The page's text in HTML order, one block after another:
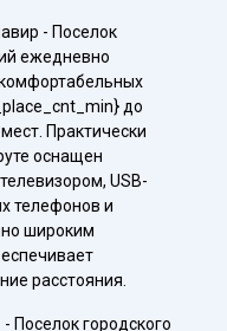
- Поселок
ежедневно
до
Практически
оснащен
USB-
телефонов и
широким
расстояния.
Поселок городского